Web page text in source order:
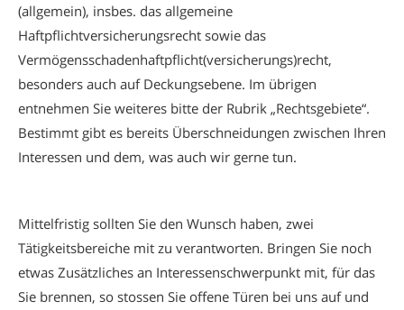
(allgemein), insbes. das allgemeine
Haftpflichtversicherungsrecht sowie das
Vermögensschadenhaftpflicht(versicherungs)recht,
besonders auch auf Deckungsebene. Im übrigen
entnehmen Sie weiteres bitte der Rubrik „Rechtsgebiete“.
Bestimmt gibt es bereits Überschneidungen zwischen Ihren
Interessen und dem, was auch wir gerne tun.
Mittelfristig sollten Sie den Wunsch haben, zwei
Tätigkeitsbereiche mit zu verantworten. Bringen Sie noch
etwas Zusätzliches an Interessenschwerpunkt mit, für das
Sie brennen, so stossen Sie offene Türen bei uns auf und